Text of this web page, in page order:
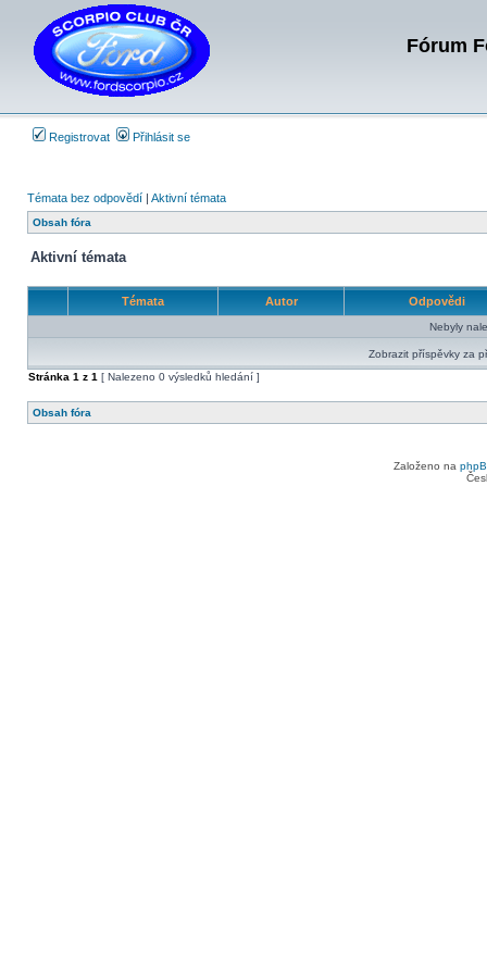
Fórum
Registrovat Přihlásit se
Témata bez odpovědí | Aktivní témata
Obsah fóra
Aktivní témata
Témata Autor Odpovědi
Nebyly
Zobrazit příspěvky za
Stránka 1 z 1 [ Nalezeno 0 výsledků hledání ]
Obsah fóra
Založeno na